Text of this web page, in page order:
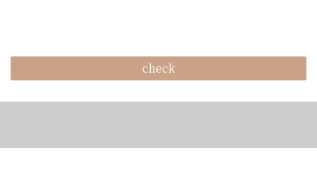
check